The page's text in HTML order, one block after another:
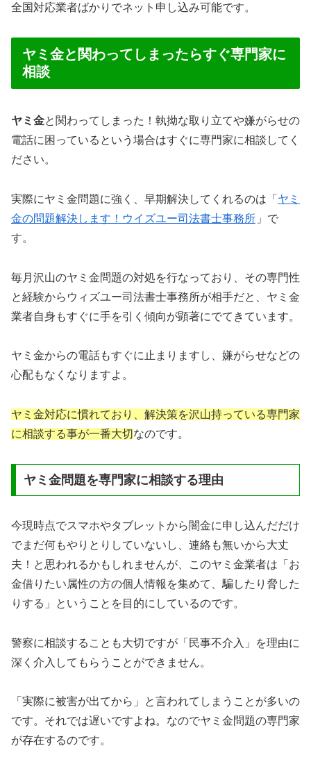
全国対応業者ばかりでネット申し込み可能です。
ヤミ金と関わってしまったらすぐ専門家に
相談
ヤミ金と関わってしまった！執拗な取り立てや嫌がらせの
電話に困っているという場合はすぐに専門家に相談してく
ださい。
実際にヤミ金問題に強く、早期解決してくれるのは「 ヤミ
金の問題解決します！ウイズユー司法書士事務所 」で
す。
毎月沢山のヤミ金問題の対処を行なっており、その専門性
と経験からウィズユー司法書士事務所が相手だと、ヤミ金
業者自身もすぐに手を引く傾向が顕著にでてきています。
ヤミ金からの電話もすぐに止まりますし、嫌がらせなどの
心配もなくなりますよ。
ヤミ金対応に慣れており、解決策を沢山持っている専門家
に相談する事が一番大切なのです。
ヤミ金問題を専門家に相談する理由
今現時点でスマホやタブレットから闇金に申し込んだだけ
でまだ何もやりとりしていないし、連絡も無いから大丈
夫！と思われるかもしれませんが、このヤミ金業者は「お
金借りたい属性の方の個人情報を集めて、騙したり脅した
りする」ということを目的にしているのです。
警察に相談することも大切ですが「民事不介入」を理由に
深く介入してもらうことができません。
「実際に被害が出てから」と言われてしまうことが多いの
です。それでは遅いですよね。なのでヤミ金問題の専門家
が存在するのです。